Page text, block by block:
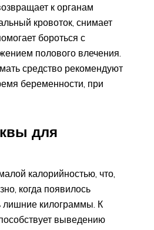
к органам
кровоток, снимает
бороться с
полового влечения.
средство рекомендуют
беременности, при
для
калорийностью, что,
когда появилось
лишние килограммы. К
выведению